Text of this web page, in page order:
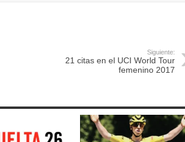
Siguiente:
21 citas en el UCI World Tour
femenino 2017